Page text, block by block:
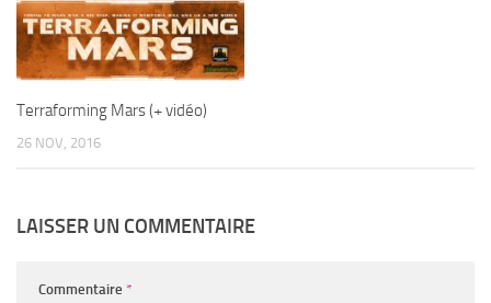
Terraforming Mars (+ vidéo)
26 NOV, 2016
LAISSER UN COMMENTAIRE
Commentaire *